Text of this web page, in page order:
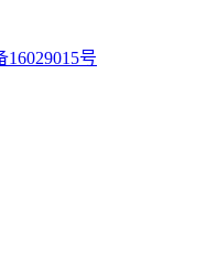
16029015号